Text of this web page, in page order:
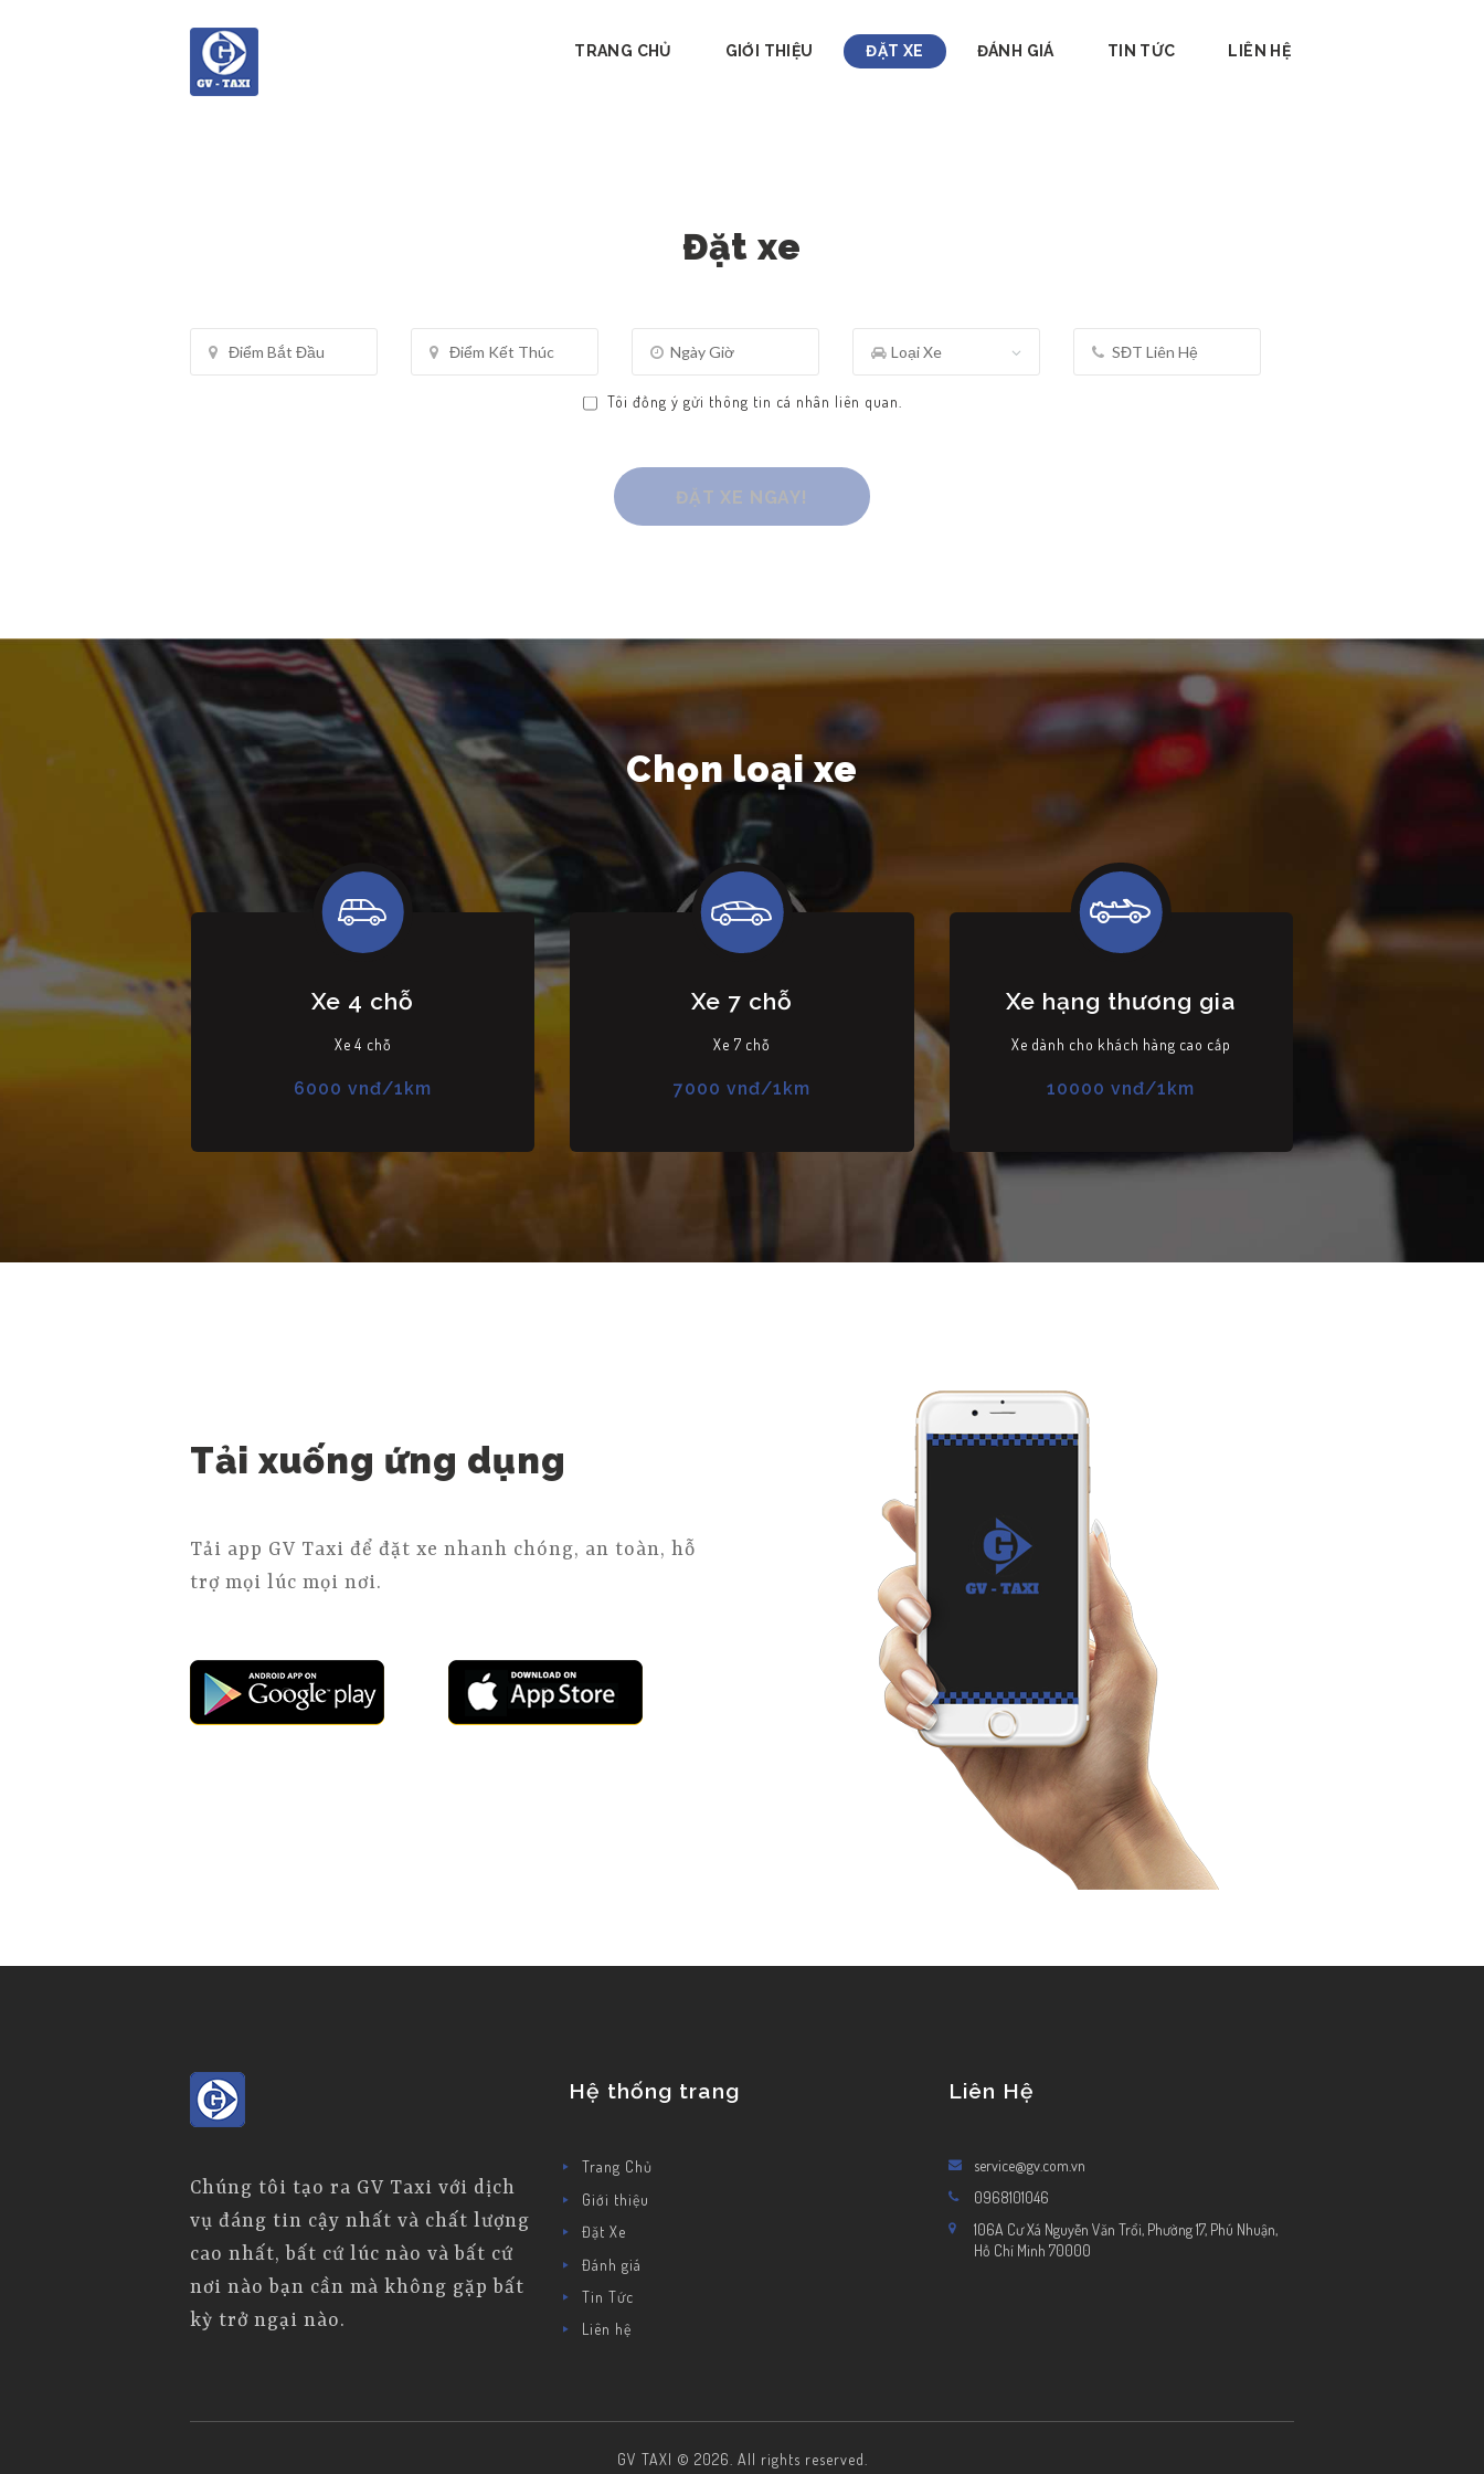
TRANG CHỦ GIỚI THIỆU ĐẶT XE ĐÁNH GIÁ TIN TỨC LIÊN HỆ
Đặt xe
Tôi đồng ý gửi thông tin cá nhân liên quan.
Chọn loại xe
Xe 4 chỗ
Xe 4 chỗ
6000 vnđ/1km
Xe 7 chỗ
Xe 7 chỗ
7000 vnđ/1km
Xe hạng thương gia
Xe dành cho khách hàng cao cấp
10000 vnđ/1km
Tải xuống ứng dụng
Tải app GV Taxi để đặt xe nhanh chóng, an toàn, hỗ
trợ mọi lúc mọi nơi.
Chúng tôi tạo ra GV Taxi với dịch
vụ đáng tin cậy nhất và chất lượng
cao nhất, bất cứ lúc nào và bất cứ
nơi nào bạn cần mà không gặp bất
kỳ trở ngại nào.
Hệ thống trang
Trang Chủ
Giới thiệu
Đặt Xe
Đánh giá
Tin Tức
Liên hệ
Liên Hệ
service@gv.com.vn
0968101046
106A Cư Xá Nguyễn Văn Trổi, Phường 17, Phú Nhuận,
Hồ Chí Minh 70000
GV TAXI © 2026. All rights reserved.